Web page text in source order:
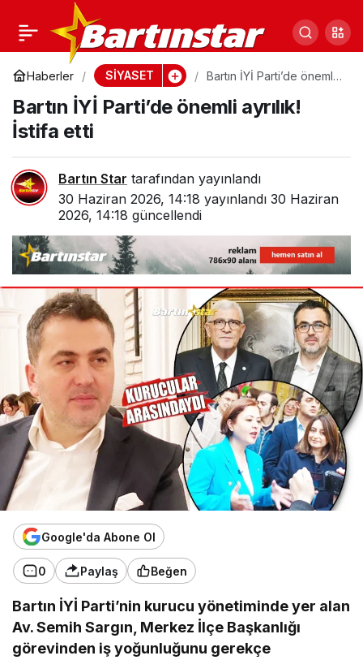
Haberler SİYASET
Bartın İYİ Parti’de önemli
Bartın İYİ Parti’de önemli ayrılık!
İstifa etti
Bartın Star tarafından yayınlandı
30 Haziran 2026, 14:18 yayınlandı 30 Haziran
2026, 14:18 güncellendi
Google'da Abone Ol
0 Paylaş Beğen
Bartın İYİ Parti’nin kurucu yönetiminde yer alan
Av. Semih Sargın, Merkez İlçe Başkanlığı
görevinden iş yoğunluğunu gerekçe
Aysu Bankoğlu istifa
edenler arasında
0 Paylaş